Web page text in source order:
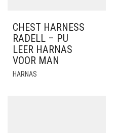
CHEST HARNESS
RADELL – PU
LEER HARNAS
VOOR MAN
HARNAS